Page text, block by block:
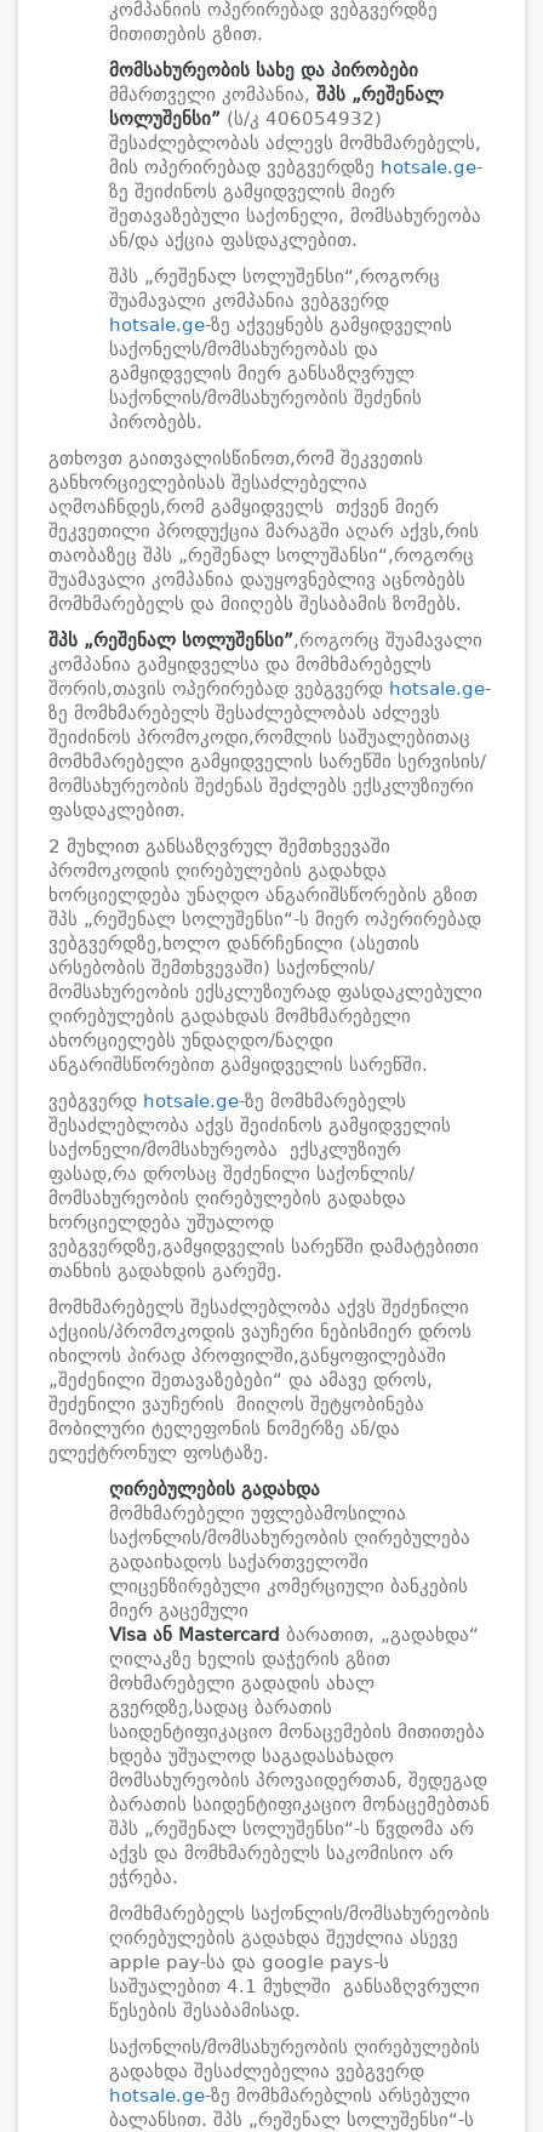
კომპანიის ოპერირებად ვებგვერდზე
მითითების გზით.
მომსახურეობის სახე და პირობები
მმართველი კომპანია, შპს „რეშენალ
სოლუშენსი” (ს/კ 406054932)
შესაძლებლობას აძლევს მომხმარებელს,
მის ოპერირებად ვებგვერდზე hotsale.ge-
ზე შეიძინოს გამყიდველის მიერ
შეთავაზებული საქონელი, მომსახურეობა
ან/და აქცია ფასდაკლებით.
შპს „რეშენალ სოლუშენსი“,როგორც
შუამავალი კომპანია ვებგვერდ
hotsale.ge-ზე აქვეყნებს გამყიდველის
საქონელს/მომსახურეობას და
გამყიდველის მიერ განსაზღვრულ
საქონლის/მომსახურეობის შეძენის
პირობებს.
გთხოვთ გაითვალისწინოთ,რომ შეკვეთის
განხორციელებისას შესაძლებელია
აღმოაჩნდეს,რომ გამყიდველს თქვენ მიერ
შეკვეთილი პროდუქცია მარაგში აღარ აქვს,რის
თაობაზეც შპს „რეშენალ სოლუშანსი“,როგორც
შუამავალი კომპანია დაუყოვნებლივ აცნობებს
მომხმარებელს და მიიღებს შესაბამის ზომებს.
შპს „რეშენალ სოლუშენსი”,როგორც შუამავალი
კომპანია გამყიდველსა და მომხმარებელს
შორის,თავის ოპერირებად ვებგვერდ hotsale.ge-
ზე მომხმარებელს შესაძლებლობას აძლევს
შეიძინოს პრომოკოდი,რომლის საშუალებითაც
მომხმარებელი გამყიდველის სარეწში სერვისის/
მომსახურეობის შეძენას შეძლებს ექსკლუზიური
ფასდაკლებით.
2 მუხლით განსაზღვრულ შემთხვევაში
პრომოკოდის ღირებულების გადახდა
ხორციელდება უნაღდო ანგარიშსწორების გზით
შპს „რეშენალ სოლუშენსი“-ს მიერ ოპერირებად
ვებგვერდზე,ხოლო დანრჩენილი (ასეთის
არსებობის შემთხვევაში) საქონლის/
მომსახურეობის ექსკლუზიურად ფასდაკლებული
ღირებულების გადახდას მომხმარებელი
ახორციელებს უნდაღდო/ნაღდი
ანგარიშსწორებით გამყიდველის სარეწში.
ვებგვერდ hotsale.ge-ზე მომხმარებელს
შესაძლებლობა აქვს შეიძინოს გამყიდველის
საქონელი/მომსახურეობა ექსკლუზიურ
ფასად,რა დროსაც შეძენილი საქონლის/
მომსახურეობის ღირებულების გადახდა
ხორციელდება უშუალოდ
ვებგვერდზე,გამყიდველის სარეწში დამატებითი
თანხის გადახდის გარეშე.
მომხმარებელს შესაძლებლობა აქვს შეძენილი
აქციის/პრომოკოდის ვაუჩერი ნებისმიერ დროს
იხილოს პირად პროფილში,განყოფილებაში
„შეძენილი შეთავაზებები“ და ამავე დროს,
შეძენილი ვაუჩერის მიიღოს შეტყობინება
მობილური ტელეფონის ნომერზე ან/და
ელექტრონულ ფოსტაზე.
ღირებულების გადახდა
მომხმარებელი უფლებამოსილია
საქონლის/მომსახურეობის ღირებულება
გადაიხადოს საქართველოში
ლიცენზირებული კომერციული ბანკების
მიერ გაცემული
Visa ან Mastercard ბარათით, „გადახდა“
ღილაკზე ხელის დაჭერის გზით
მოხმარებელი გადადის ახალ
გვერდზე,სადაც ბარათის
საიდენტიფიკაციო მონაცემების მითითება
ხდება უშუალოდ საგადასახადო
მომსახურეობის პროვაიდერთან, შედეგად
ბარათის საიდენტიფიკაციო მონაცემებთან
შპს „რეშენალ სოლუშენსი“-ს წვდომა არ
აქვს და მომხმარებელს საკომისიო არ
ეჭრება.
მომხმარებელს საქონლის/მომსახურეობის
ღირებულების გადახდა შეუძლია ასევე
apple pay-სა და google pays-ს
საშუალებით 4.1 მუხლში განსაზღვრული
წესების შესაბამისად.
საქონლის/მომსახურეობის ღირებულების
გადახდა შესაძლებელია ვებგვერდ
hotsale.ge-ზე მომხმარებლის არსებული
ბალანსით. შპს „რეშენალ სოლუშენსი“-ს